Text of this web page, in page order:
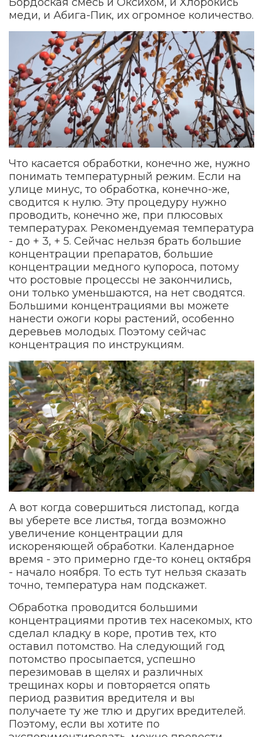
меди, и Абига-Пик, их огромное количество.
Что касается обработки, конечно же, нужно
понимать температурный режим. Если на
улице минус, то обработка, конечно-же,
сводится к нулю. Эту процедуру нужно
проводить, конечно же, при плюсовых
температурах. Рекомендуемая температура
- до + 3, + 5. Сейчас нельзя брать большие
концентрации препаратов, большие
концентрации медного купороса, потому
что ростовые процессы не закончились,
они только уменьшаются, на нет сводятся.
Большими концентрациями вы можете
нанести ожоги коры растений, особенно
деревьев молодых. Поэтому сейчас
концентрация по инструкциям.
А вот когда совершиться листопад, когда
вы уберете все листья, тогда возможно
увеличение концентрации для
искореняющей обработки. Календарное
время - это примерно где-то конец октября
- начало ноября. То есть тут нельзя сказать
точно, температура нам подскажет.
Обработка проводится большими
концентрациями против тех насекомых, кто
сделал кладку в коре, против тех, кто
оставил потомство. На следующий год
потомство просыпается, успешно
перезимовав в щелях и различных
трещинах коры и повторяется опять
период развития вредителя и вы
получаете ту же тлю и других вредителей.
Поэтому, если вы хотите по